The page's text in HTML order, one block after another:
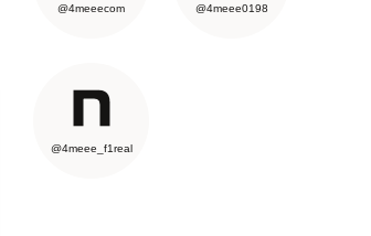
@4meeecom @4meee0198
@4meee_f1real